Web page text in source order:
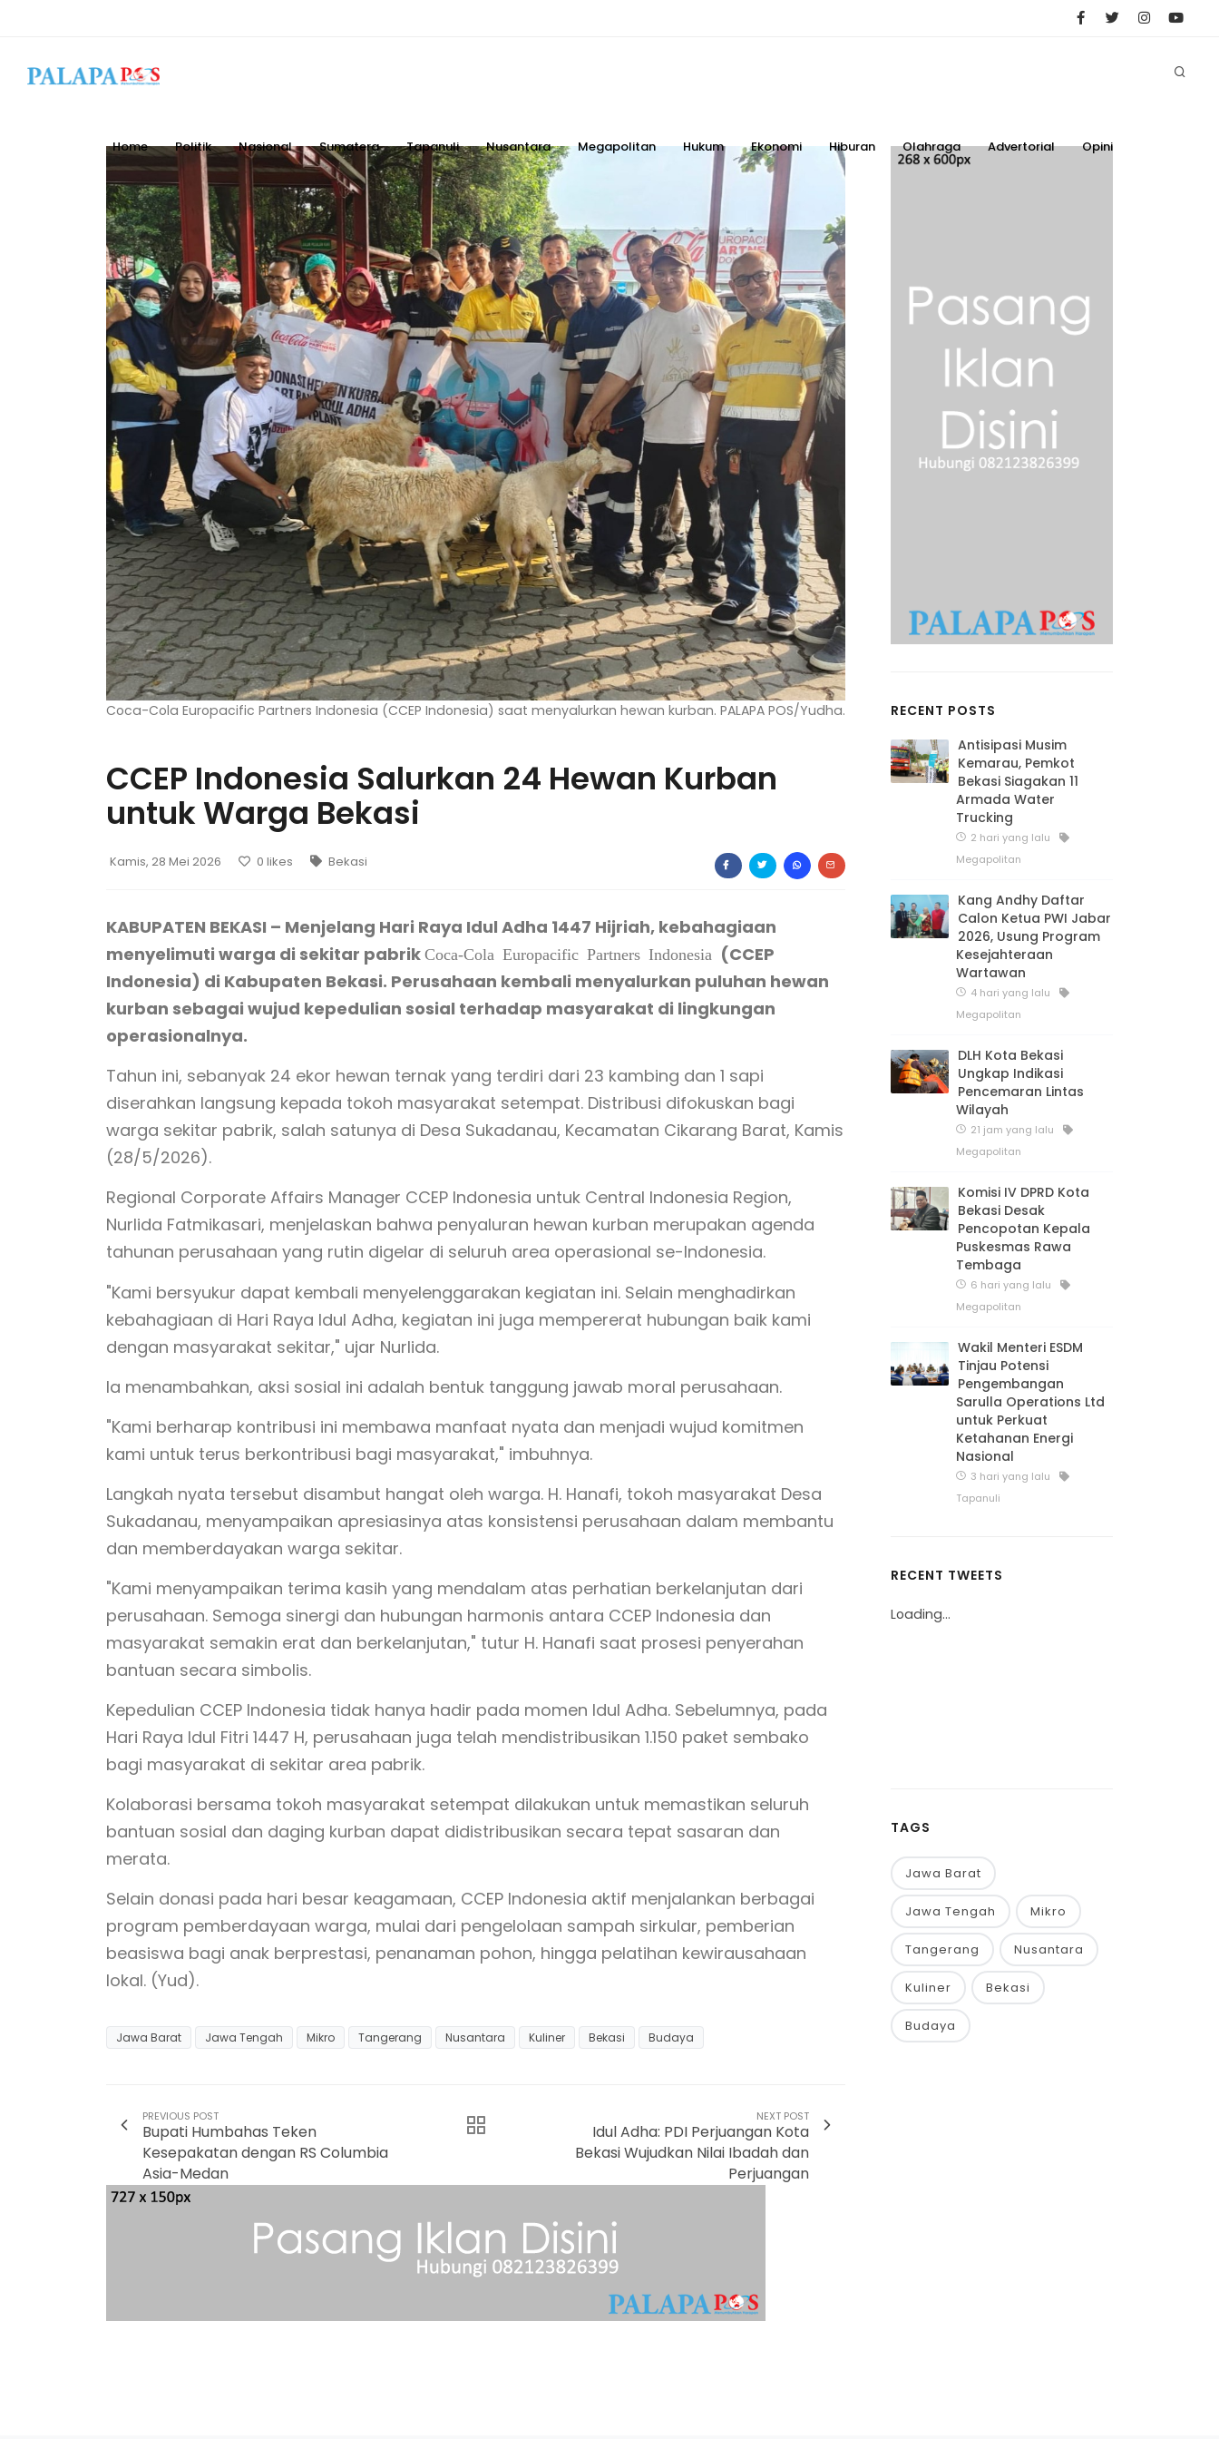
Home Politik Nasional Sumatera Tapanuli Nusantara Megapolitan Hukum Ekonomi Hiburan Olahraga Advertorial Opini
Coca-Cola Europacific Partners Indonesia (CCEP Indonesia) saat menyalurkan hewan kurban. PALAPA POS/Yudha.
CCEP Indonesia Salurkan 24 Hewan Kurban
untuk Warga Bekasi
Kamis, 28 Mei 2026 0 likes Bekasi
KABUPATEN BEKASI – Menjelang Hari Raya Idul Adha 1447 Hijriah, kebahagiaan
menyelimuti warga di sekitar pabrik Coca-Cola Europacific Partners Indonesia
(CCEP
Indonesia) di Kabupaten Bekasi. Perusahaan kembali menyalurkan puluhan hewan
kurban sebagai wujud kepedulian sosial terhadap masyarakat di lingkungan
operasionalnya.
Tahun ini, sebanyak 24 ekor hewan ternak yang terdiri dari 23 kambing dan 1 sapi
diserahkan langsung kepada tokoh masyarakat setempat. Distribusi difokuskan bagi
warga sekitar pabrik, salah satunya di Desa Sukadanau, Kecamatan Cikarang Barat, Kamis
(28/5/2026).
Regional Corporate Affairs Manager CCEP Indonesia untuk Central Indonesia Region,
Nurlida Fatmikasari, menjelaskan bahwa penyaluran hewan kurban merupakan agenda
tahunan perusahaan yang rutin digelar di seluruh area operasional se-Indonesia.
"Kami bersyukur dapat kembali menyelenggarakan kegiatan ini. Selain menghadirkan
kebahagiaan di Hari Raya Idul Adha, kegiatan ini juga mempererat hubungan baik kami
dengan masyarakat sekitar," ujar Nurlida.
Ia menambahkan, aksi sosial ini adalah bentuk tanggung jawab moral perusahaan.
"Kami berharap kontribusi ini membawa manfaat nyata dan menjadi wujud komitmen
kami untuk terus berkontribusi bagi masyarakat," imbuhnya.
Langkah nyata tersebut disambut hangat oleh warga. H. Hanafi, tokoh masyarakat Desa
Sukadanau, menyampaikan apresiasinya atas konsistensi perusahaan dalam membantu
dan memberdayakan warga sekitar.
"Kami menyampaikan terima kasih yang mendalam atas perhatian berkelanjutan dari
perusahaan. Semoga sinergi dan hubungan harmonis antara CCEP Indonesia dan
masyarakat semakin erat dan berkelanjutan," tutur H. Hanafi saat prosesi penyerahan
bantuan secara simbolis.
Kepedulian CCEP Indonesia tidak hanya hadir pada momen Idul Adha. Sebelumnya, pada
Hari Raya Idul Fitri 1447 H, perusahaan juga telah mendistribusikan 1.150 paket sembako
bagi masyarakat di sekitar area pabrik.
Kolaborasi bersama tokoh masyarakat setempat dilakukan untuk memastikan seluruh
bantuan sosial dan daging kurban dapat didistribusikan secara tepat sasaran dan
merata.
Selain donasi pada hari besar keagamaan, CCEP Indonesia aktif menjalankan berbagai
program pemberdayaan warga, mulai dari pengelolaan sampah sirkular, pemberian
beasiswa bagi anak berprestasi, penanaman pohon, hingga pelatihan kewirausahaan
lokal. (Yud).
Jawa Barat Jawa Tengah Mikro Tangerang Nusantara Kuliner Bekasi Budaya
PREVIOUS POST
Bupati Humbahas Teken
Kesepakatan dengan RS Columbia
Asia-Medan
NEXT POST
Idul Adha: PDI Perjuangan Kota
Bekasi Wujudkan Nilai Ibadah dan
Perjuangan
RECENT POSTS
Antisipasi Musim
Kemarau, Pemkot
Bekasi Siagakan 11
Armada Water
Trucking
2 hari yang lalu
Megapolitan
Kang Andhy Daftar
Calon Ketua PWI Jabar
2026, Usung Program
Kesejahteraan
Wartawan
4 hari yang lalu
Megapolitan
DLH Kota Bekasi
Ungkap Indikasi
Pencemaran Lintas
Wilayah
21 jam yang lalu
Megapolitan
Komisi IV DPRD Kota
Bekasi Desak
Pencopotan Kepala
Puskesmas Rawa
Tembaga
6 hari yang lalu
Megapolitan
Wakil Menteri ESDM
Tinjau Potensi
Pengembangan
Sarulla Operations Ltd
untuk Perkuat
Ketahanan Energi
Nasional
3 hari yang lalu
Tapanuli
RECENT TWEETS
Loading...
TAGS
Jawa Barat
Jawa Tengah Mikro
Tangerang Nusantara
Kuliner Bekasi
Budaya